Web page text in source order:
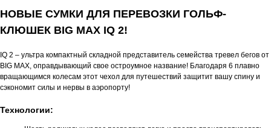
НОВЫЕ СУМКИ ДЛЯ ПЕРЕВОЗКИ ГОЛЬФ-
КЛЮШЕК BIG MAX IQ 2!
IQ 2 – ультра компактный складной представитель семейства тревел бегов от
BIG MAX, оправдывающий свое остроумное название! Благодаря 6 плавно
вращающимся колесам этот чехол для путешествий защитит вашу спину и
сэкономит силы и нервы в аэропорту!
Технологии: